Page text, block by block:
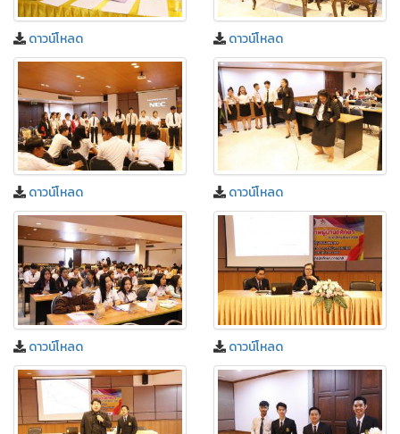
ดาวน์โหลด ดาวน์โหลด
ดาวน์โหลด ดาวน์โหลด
ดาวน์โหลด ดาวน์โหลด